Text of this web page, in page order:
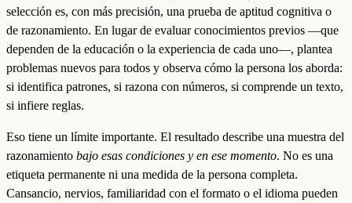
selección es, con más precisión, una prueba de aptitud cognitiva o
de razonamiento. En lugar de evaluar conocimientos previos —que
dependen de la educación o la experiencia de cada uno—, plantea
problemas nuevos para todos y observa cómo la persona los aborda:
si identifica patrones, si razona con números, si comprende un texto,
si infiere reglas.
Eso tiene un límite importante. El resultado describe una muestra del
razonamiento bajo esas condiciones y en ese momento. No es una
etiqueta permanente ni una medida de la persona completa.
Cansancio, nervios, familiaridad con el formato o el idioma pueden